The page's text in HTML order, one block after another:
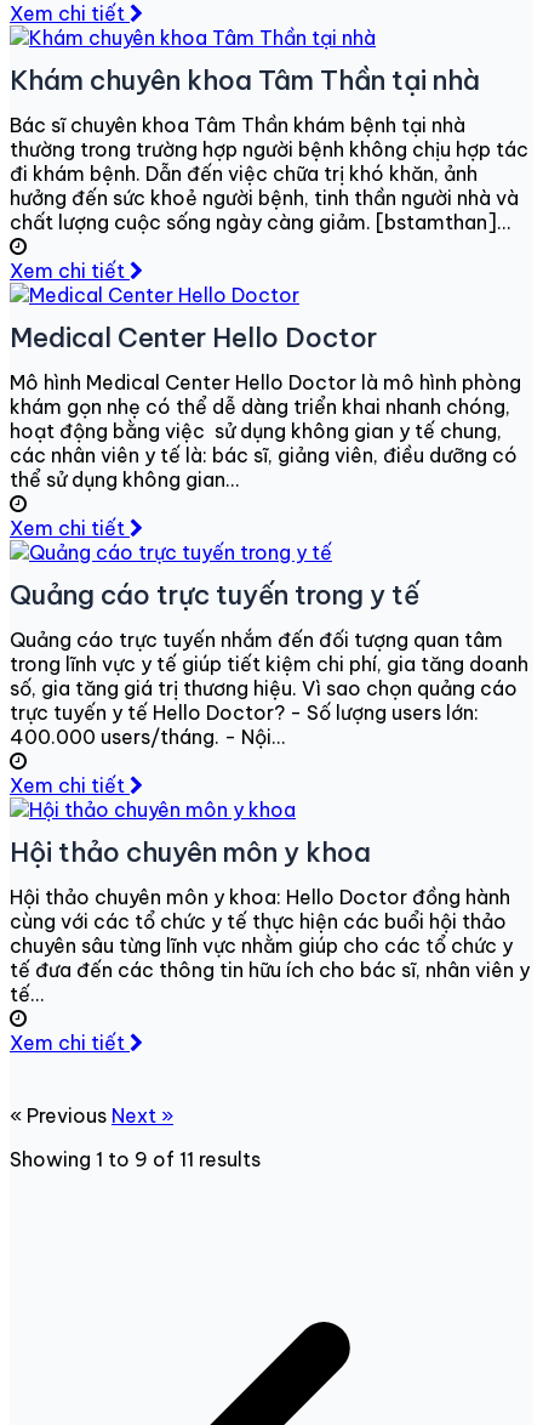
Xem chi tiết
Khám chuyên khoa Tâm Thần tại nhà
Bác sĩ chuyên khoa Tâm Thần khám bệnh tại nhà
thường trong trường hợp người bệnh không chịu hợp tác
đi khám bệnh. Dẫn đến việc chữa trị khó khăn, ảnh
hưởng đến sức khoẻ người bệnh, tinh thần người nhà và
chất lượng cuộc sống ngày càng giảm. [bstamthan]...
Xem chi tiết
Medical Center Hello Doctor
Mô hình Medical Center Hello Doctor là mô hình phòng
khám gọn nhẹ có thể dễ dàng triển khai nhanh chóng,
hoạt động bằng việc sử dụng không gian y tế chung,
các nhân viên y tế là: bác sĩ, giảng viên, điều dưỡng có
thể sử dụng không gian...
Xem chi tiết
Quảng cáo trực tuyến trong y tế
Quảng cáo trực tuyến nhắm đến đối tượng quan tâm
trong lĩnh vực y tế giúp tiết kiệm chi phí, gia tăng doanh
số, gia tăng giá trị thương hiệu. Vì sao chọn quảng cáo
trực tuyến y tế Hello Doctor? - Số lượng users lớn:
400.000 users/tháng. - Nội...
Xem chi tiết
Hội thảo chuyên môn y khoa
Hội thảo chuyên môn y khoa: Hello Doctor đồng hành
cùng với các tổ chức y tế thực hiện các buổi hội thảo
chuyên sâu từng lĩnh vực nhằm giúp cho các tổ chức y
tế đưa đến các thông tin hữu ích cho bác sĩ, nhân viên y
tế...
Xem chi tiết
« Previous Next »
Showing 1 to 9 of 11 results